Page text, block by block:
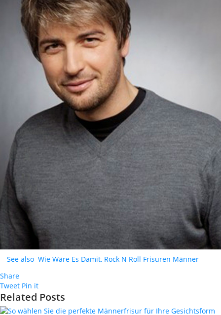
See also Wie Wäre Es Damit, Rock N Roll Frisuren Männer
Share
Tweet Pin it
Related Posts